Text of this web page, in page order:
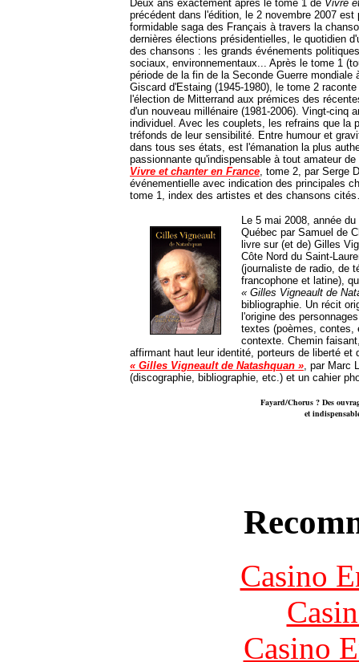
Deux ans exactement après le tome 1 de Vivre
précédent dans l'édition, le 2 novembre 2007
formidable saga des Français à travers la
dernières élections présidentielles, le quotidien
des chansons : les grands événements
sociaux, environnementaux... Après le tome 1
période de la fin de la Seconde Guerre
Giscard d'Estaing (1945-1980), le tome 2
l'élection de Mitterrand aux prémices des
d'un nouveau millénaire (1981-2006). Vingt-cinq
individuel. Avec les couplets, les refrains que la
tréfonds de leur sensibilité. Entre humour et
dans tous ses états, est l'émanation la plus
passionnante qu'indispensable à tout amateur
Vivre et chanter en France, tome 2, par Serge
événementielle avec indication des principales
tome 1, index des artistes et des chansons
Le 5 mai 2008, année
Québec par Samuel de
livre sur (et de) Gilles
Côte Nord du Saint-
(journaliste de radio, de
francophone et latine),
« Gilles Vigneault de
bibliographie. Un récit
l'origine des
textes (poèmes, contes,
contexte. Chemin
affirmant haut leur identité, porteurs de liberté et
« Gilles Vigneault de Natashquan », par Marc
(discographie, bibliographie, etc.) et un cahier
Fayard/Chorus ? Des
et
Casino
Casino